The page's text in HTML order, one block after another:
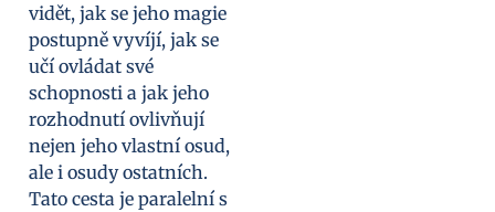
vidět, jak se jeho magie
postupně vyvíjí, jak se
učí ovládat své
schopnosti a jak jeho
rozhodnutí ovlivňují
nejen jeho vlastní osud,
ale i osudy ostatních.
Tato cesta je paralelní s